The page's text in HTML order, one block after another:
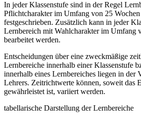
In jeder Klassenstufe sind in der Regel
Pflichtcharakter im Umfang von 25
festgeschrieben. Zusätzlich kann in jeder
Lernbereich mit Wahlcharakter im Umfang
bearbeitet werden.
Entscheidungen über eine zweckmäßige
Lernbereiche innerhalb einer Klassenstufe
innerhalb eines Lernbereiches liegen in der
Lehrers. Zeitrichtwerte können, soweit das
gewährleistet ist, variiert werden.
tabellarische Darstellung der Lernbereiche